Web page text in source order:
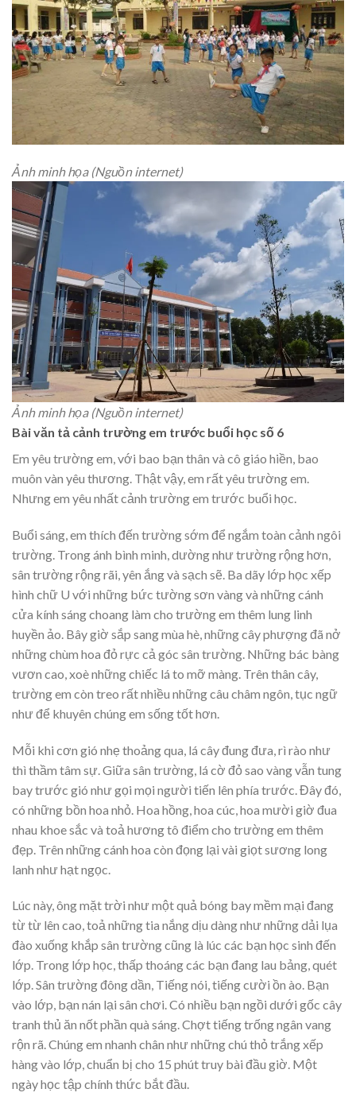
Ảnh minh họa (Nguồn internet)
Ảnh minh họa (Nguồn internet)
Bài văn tả cảnh trường em trước buổi học số 6
Em yêu trường em, với bao bạn thân và cô giáo hiền, bao
muôn vàn yêu thương. Thật vậy, em rất yêu trường em.
Nhưng em yêu nhất cảnh trường em trước buổi học.
Buổi sáng, em thích đến trường sớm để ngắm toàn cảnh ngôi
trường. Trong ánh bình minh, dường như trường rộng hơn,
sân trường rộng rãi, yên ắng và sạch sẽ. Ba dãy lớp học xếp
hình chữ U với những bức tường sơn vàng và những cánh
cửa kính sáng choang làm cho trường em thêm lung linh
huyền ảo. Bây giờ sắp sang mùa hè, những cây phượng đã nở
những chùm hoa đỏ rực cả góc sân trường. Những bác bàng
vươn cao, xoè những chiếc lá to mỡ màng. Trên thân cây,
trường em còn treo rất nhiều những câu châm ngôn, tục ngữ
như để khuyên chúng em sống tốt hơn.
Mỗi khi cơn gió nhẹ thoảng qua, lá cây đung đưa, rì rào như
thì thầm tâm sự. Giữa sân trường, lá cờ đỏ sao vàng vẫn tung
bay trước gió như gọi mọi người tiến lên phía trước. Đây đó,
có những bồn hoa nhỏ. Hoa hồng, hoa cúc, hoa mười giờ đua
nhau khoe sắc và toả hương tô điểm cho trường em thêm
đẹp. Trên những cánh hoa còn đọng lại vài giọt sương long
lanh như hạt ngọc.
Lúc này, ông mặt trời như một quả bóng bay mềm mại đang
từ từ lên cao, toả những tia nắng dịu dàng như những dải lụa
đào xuống khắp sân trường cũng là lúc các bạn học sinh đến
lớp. Trong lớp học, thấp thoáng các bạn đang lau bảng, quét
lớp. Sân trường đông dần, Tiếng nói, tiếng cười ồn ào. Bạn
vào lớp, bạn nán lại sân chơi. Có nhiều bạn ngồi dưới gốc cây
tranh thủ ăn nốt phần quà sáng. Chợt tiếng trống ngân vang
rộn rã. Chúng em nhanh chân như những chú thỏ trắng xếp
hàng vào lớp, chuẩn bị cho 15 phút truy bài đầu giờ. Một
ngày học tập chính thức bắt đầu.